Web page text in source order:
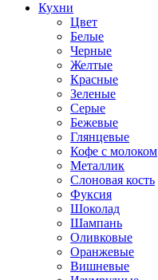
Кухни
Цвет
Белые
Черные
Желтые
Красные
Зеленые
Серые
Бежевые
Глянцевые
Кофе с молоком
Металлик
Слоновая кость
Фуксия
Шоколад
Шампань
Оливковые
Оранжевые
Вишневые